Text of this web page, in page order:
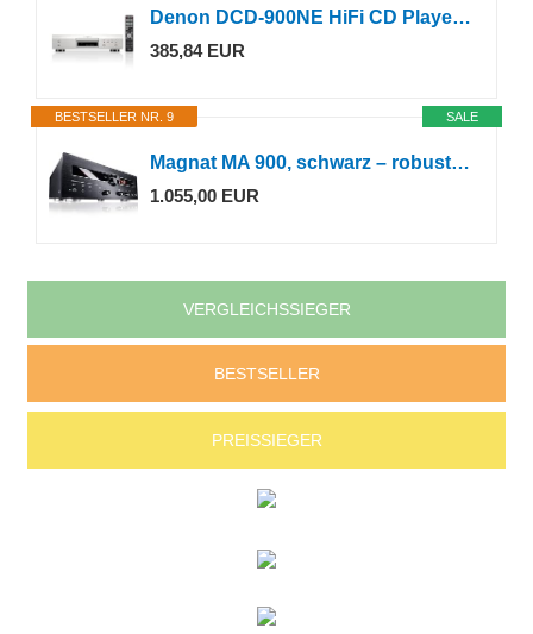
Denon DCD-900NE HiFi CD Player, CD Spieler, Hi-Res, Unterstützung von CD, CD-R/RW, MP3, WMA und USB, Silber
385,84 EUR
SALE
BESTSELLER NR. 9
Magnat MA 900, schwarz – robuster Stereo Hybrid-Verstärker mit hochwertiger Aluminium-Front und hoher Ausgangsleistung für perfekten Stereoklang
1.055,00 EUR
VERGLEICHSSIEGER
BESTSELLER
PREISSIEGER